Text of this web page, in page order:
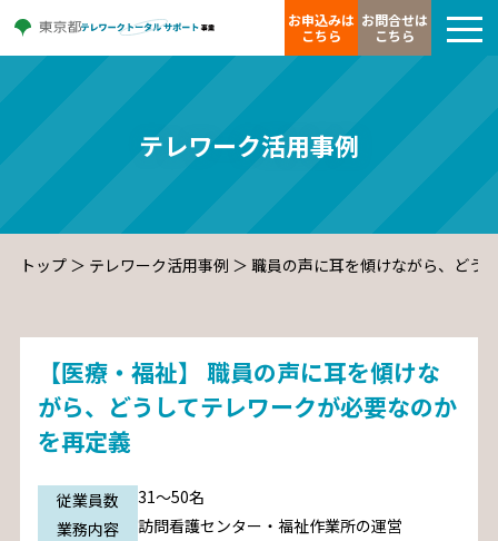
お申込みは
こちら
お問合せは
こちら
テレワーク活用事例
トップ＞ テレワーク活用事例 ＞ 職員の声に耳を傾けながら、どう
【医療・福祉】 職員の声に耳を傾けな
がら、どうしてテレワークが必要なのか
を再定義
従業員数
31〜50名
業務内容
訪問看護センター・福祉作業所の運営